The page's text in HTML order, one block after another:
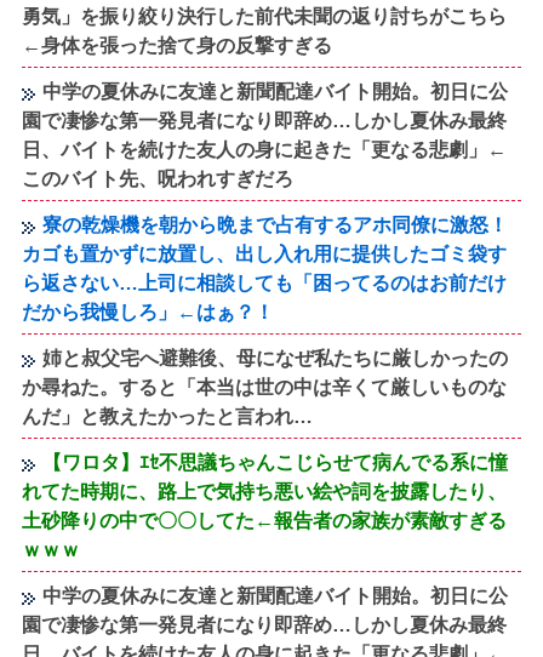
勇気」を振り絞り決行した前代未聞の返り討ちがこちら
←身体を張った捨て身の反撃すぎる
中学の夏休みに友達と新聞配達バイト開始。初日に公
園で凄惨な第一発見者になり即辞め…しかし夏休み最終
日、バイトを続けた友人の身に起きた「更なる悲劇」←
このバイト先、呪われすぎだろ
寮の乾燥機を朝から晩まで占有するアホ同僚に激怒！
カゴも置かずに放置し、出し入れ用に提供したゴミ袋す
ら返さない…上司に相談しても「困ってるのはお前だけ
だから我慢しろ」←はぁ？！
姉と叔父宅へ避難後、母になぜ私たちに厳しかったの
か尋ねた。すると「本当は世の中は辛くて厳しいものな
んだ」と教えたかったと言われ…
【ワロタ】ｴｾ不思議ちゃんこじらせて病んでる系に憧
れてた時期に、路上で気持ち悪い絵や詞を披露したり、
土砂降りの中で〇〇してた←報告者の家族が素敵すぎる
ｗｗｗ
中学の夏休みに友達と新聞配達バイト開始。初日に公
園で凄惨な第一発見者になり即辞め…しかし夏休み最終